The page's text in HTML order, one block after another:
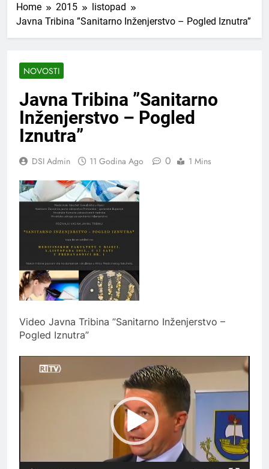
Home 2015
listopad
Javna Tribina ”Sanitarno Inženjerstvo – Pogled Iznutra”
NOVOSTI
Javna Tribina ”Sanitarno
Inženjerstvo – Pogled
Iznutra”
DSI Admin 11 Godina Ago 0 1 Mins
Video Javna Tribina ”Sanitarno Inženjerstvo –
Pogled Iznutra”
Reproduktor
videozapisa